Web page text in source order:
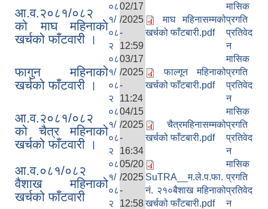
आ.व.२०८१/०८२
को माघ महिनाकाे
खर्चको फाँटवारी ।
०८
१/
०८
२
02/17
/2025
-
12:59
माघ महिनासम्मको
खर्चको फाँटबारी.pdf
मासिक
प्रगति
प्रतिवेद
न
फागुन महिनाको
खर्चको फाँटवारी ।
०८
१/
०८
२
03/17
/2025
-
11:24
फाल्गून महिनाको
खर्चको फाँटबारी.pdf
मासिक
प्रगति
प्रतिवेद
न
आ.व.२०८१/०८२
को चैत्र महिनाको
खर्चको फाँटवारी ।
०८
१/
०८
२
04/15
/2025
-
16:34
चैत्रमहिनासम्मको
खर्चको फाँटबारी.pdf
मासिक
प्रगति
प्रतिवेद
न
आ.व.०८१/०८२
वैशाख महिनाको
खर्चको फाँटवारी
०८
१/
०८
२
05/20
/2025
-
12:58
SuTRA__म.ले.प.फा.
नं. २१०बैशाख महिनाको
खर्चको फाँटबारी.pdf
मासिक
प्रगति
प्रतिवेद
न